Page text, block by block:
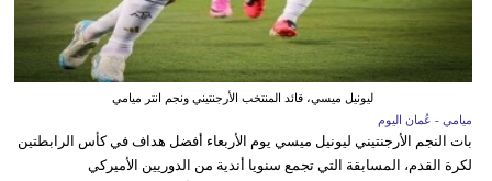
ليونيل ميسي، قائد المنتخب الأرجنتيني ونجم انتر ميامي
ميامي - عُمان اليوم
بات النجم الأرجنتيني ليونيل ميسي يوم الأربعاء أفضل هداف في كأس الرابطتين
لكرة القدم، المسابقة التي تجمع سنويا أندية من الدوريين الأميركي